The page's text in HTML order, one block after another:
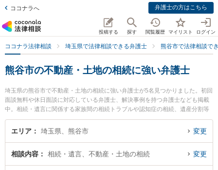
ココナラへ 弁護士の方はこちら
投稿する 探す 閲覧履歴 マイリスト ログイン
ココナラ法律相談 埼玉県で法律相談できる弁護士 熊谷市で法律相談で
熊谷市の不動産・土地の相続に強い弁護士
埼玉県の熊谷市で不動産・土地の相続に強い弁護士が5名見つかりました。初回
面談無料や休日面談に対応している弁護士、解決事例を持つ弁護士なども掲載
中。相続・遺言に関係する家族間の相続トラブルや認知症の相続、遺産分割等
の細かな分野での絞り込み検索もでき便利です。特に大地法律事務所の吉野 大
地弁護士や栗木法律事務所の栗木 祥子弁護士、まるやま法律事務所の丸山 博久
に相談したい』『不動産・土地の相続のトラブル解決の実績豊富な近くの弁護
士を検索したい』『初回相談無料で不動産・土地の相続を法律相談できる熊谷
エリア 埼玉県、熊谷市 変更
相談内容 相続・遺言、不動産・土地の相続 変更